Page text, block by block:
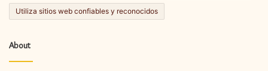
Utiliza sitios web confiables y reconocidos
About